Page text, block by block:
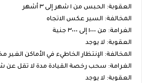
العقوبة: الحبس من ١ شهر إلى ٣ أشهر
المخالفة: السير عكس الاتجاه
الغرامة: من ١٠٠٠ إلى ٣٠٠٠ جنية
العقوبة: لا يوجد
المخالفة: الإنتظار الخاطيء في الأماكن
الغرامة: سحب رخصة القيادة مدة لا تقل عن
العقوبة: لا يوجد